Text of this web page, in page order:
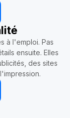
à l'emploi. Pas
ensuite. Elles
des sites